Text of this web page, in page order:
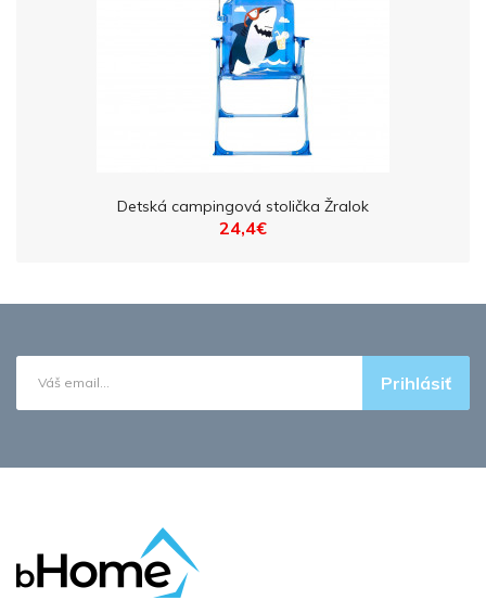
Detská campingová stolička Žralok
24,4€
Prihlásiť